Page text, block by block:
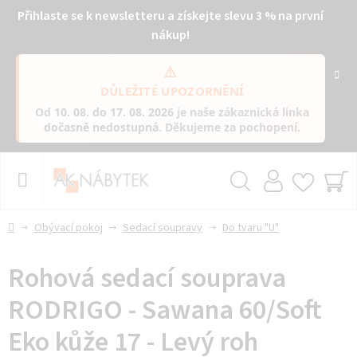
Přihlaste se k newsletteru a získejte slevu 3 % na první
nákup!
⚠️
DŮLEŽITÉ UPOZORNĚNÍ
Od 10. 08. do 17. 08. 2026 je naše zákaznická linka
dočasně nedostupná. Děkujeme za pochopení.
DomůObývací pokoj Sedací soupravy Do tvaru "U"
Rohová sedací souprava
RODRIGO - Sawana 60/Soft
Eko kůže 17 - Levý roh